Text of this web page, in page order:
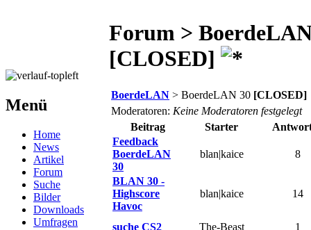
Menü
Home
News
Artikel
Forum
Suche
Bilder
Downloads
Umfragen
Forum >
[CLOSED]
BoerdeLAN > BoerdeLAN 30 [CLOSED]
Moderatoren: Keine Moderatoren festgelegt
Beitrag
Starter
Feedback
BoerdeLAN
30
blan|kaice 8
BLAN 30 -
Highscore
Havoc
blan|kaice 14
suche CS2 The-Beast
1